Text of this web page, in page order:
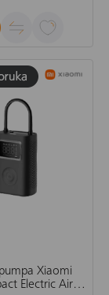
Xiaomi
Electric Air